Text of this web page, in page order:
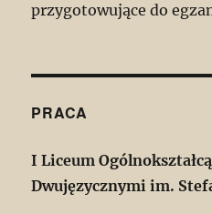
przygotowujące do
PRACA
I Liceum
Dwujęzycznymi im.